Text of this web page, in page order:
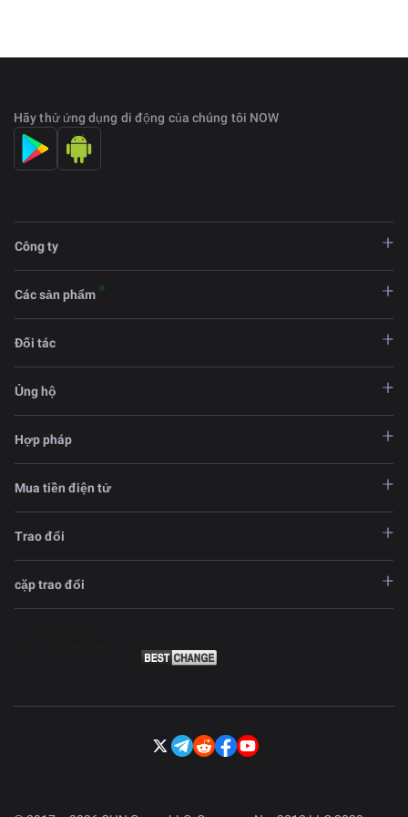
Hãy thử ứng dụng di động của chúng tôi NOW
Công ty
Các sản phẩm
Đối tác
Ủng hộ
Hợp pháp
Mua tiền điện tử
Trao đổi
cặp trao đổi